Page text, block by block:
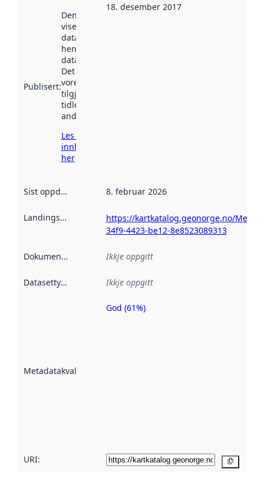
Publisert:
Denne datoen
viser når
datasettet vart
henta inn av
data.norge.no.
Det kan ha
vore
tilgjengeleg
tidlegare
andre stader.
Les meir om
innhenting
her
18. desember 2017
Sist oppdatert 8. februar 2026
Landingsside
https://kartkatalog.geonorge.no/
34f9-4423-be12-8e8523089313
Dokumentasjon Ikkje oppgitt
Datasettype Ikkje oppgitt
Metadatakvalitet
Metadatakvalitet
God (61%)
URI: